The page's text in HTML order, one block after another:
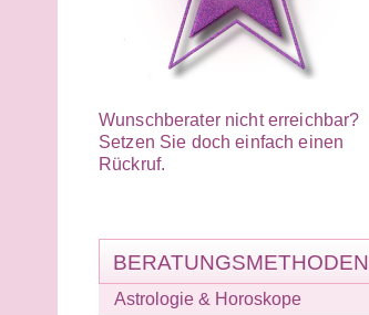
Wunschberater nicht erreichbar?
Setzen Sie doch einfach einen
Rückruf.
BERATUNGSMETHODEN
Astrologie & Horoskope